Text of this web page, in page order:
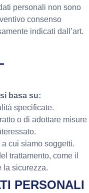
personali non sono
consenso
indicati dall’art.
basa su:
specificate.
o di adottare misure
cui siamo soggetti.
trattamento, come il
la sicurezza.
PERSONALI